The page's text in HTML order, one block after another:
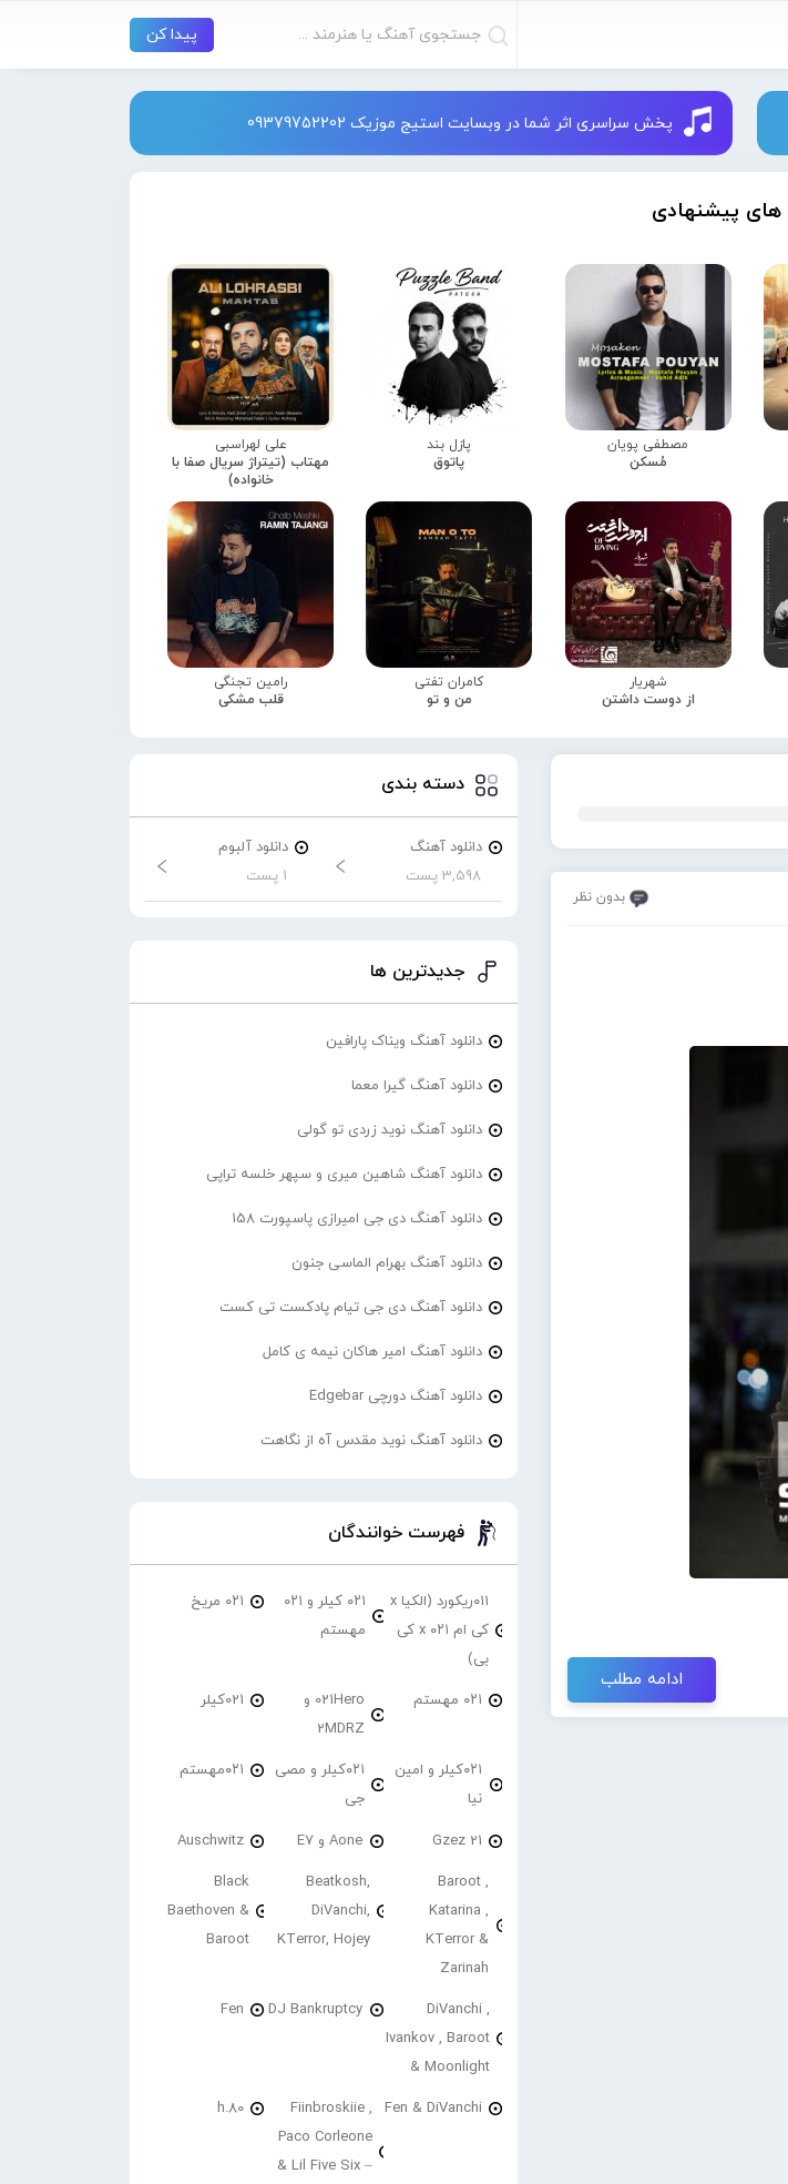
پخش سراسری اثر شما در وبسایت استیج موزیک 09379752202
پیشنهادی
مصطفی پویان
مُسکن
پازل بند
پاتوق
علی لهراسبی
مهتاب (تیتراژ سریال صفا با
خانواده)
شهریار
از دوست داشتن
کامران تفتی
من و تو
رامین تجنگی
قلب مشکی
بدون نظر
ادامه مطلب
دسته بندی
دانلود آهنگ
3,598 پست
دانلود آلبوم
1 پست
جدیدترین ها
دانلود آهنگ ویناک پارافین
دانلود آهنگ گیرا معما
دانلود آهنگ نوید زردی تو گولی
دانلود آهنگ شاهین میری و سپهر خلسه تراپی
دانلود آهنگ دی جی امیرازی پاسپورت 158
دانلود آهنگ بهرام الماسی جنون
دانلود آهنگ دی جی تیام پادکست تی کست
دانلود آهنگ امیر هاکان نیمه ی کامل
دانلود آهنگ دورچی Edgebar
دانلود آهنگ نوید مقدس آه از نگاهت
فهرست خوانندگان
۰۱۱ریکورد (الکیا x
کی ام ۰۲۱ x کی
بی)
۰۲۱ کیلر و ۰۲۱
مهستم
۰۲۱ مریخ
۰۲۱ مهستم
021Hero و
2MDRZ
021کیلر
۰۲۱کیلر و امین
نیا
۰۲۱کیلر و مصی
جی
۰۲۱مهستم
21 Gzez Aone و E7 Auschwitz
Baroot ,
Katarina ,
KTerror &
Zarinah
Beatkosh,
DiVanchi,
KTerror, Hojey
Black
Baethoven &
Baroot
DiVanchi ,
Ivankov , Baroot
& Moonlight
DJ Bankruptcy
Fen
Fen & DiVanchi
Fiinbroskiie ,
Paco Corleone
& Lil Five Six –
h.80